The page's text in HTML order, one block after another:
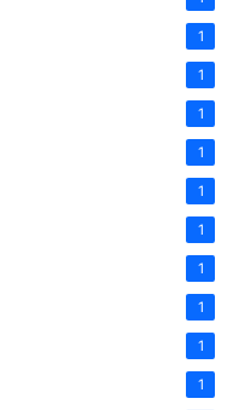
1
1
1
1
1
1
1
1
1
1